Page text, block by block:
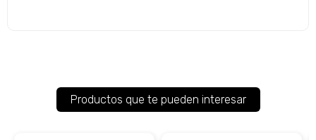
Productos que te pueden interesar